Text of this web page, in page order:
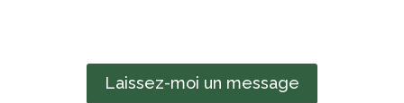
Laissez-moi un message